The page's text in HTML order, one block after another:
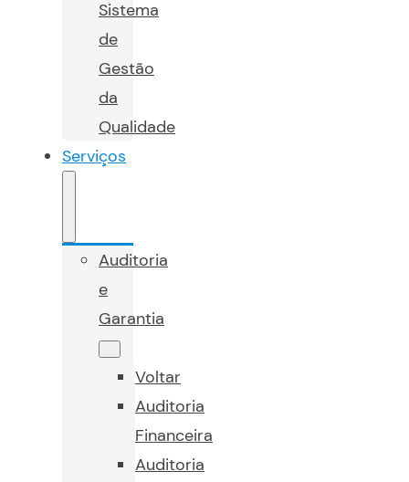
Sistema
de
Gestão
da
Qualidade
Serviços
Auditoria
e
Garantia
Voltar
Auditoria
Financeira
Auditoria